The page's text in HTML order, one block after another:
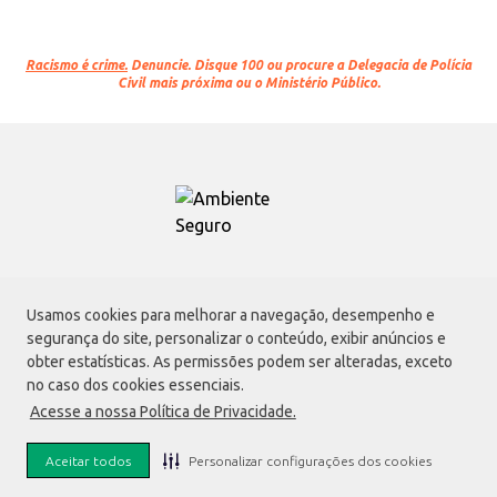
Usamos cookies para melhorar a navegação, desempenho e
segurança do site, personalizar o conteúdo, exibir anúncios e
obter estatísticas. As permissões podem ser alteradas, exceto
no caso dos cookies essenciais.
Acesse a nossa Política de Privacidade.
Aceitar todos Personalizar configurações dos cookies
Racismo é crime. Denuncie. Disque 100 ou procure a Delegacia de Polícia
Civil mais próxima ou o Ministério Público.
Atacadão S.A.
Avenida Morvan Dias de Figueiredo, 6169, Vila Maria, São Paulo - SP | CEP
02170-901 | CNPJ: 75.315.333/0001-09
Envio de documentos administrativos e jurídicos:
02170-901
faleconosco@atacadao.com.br